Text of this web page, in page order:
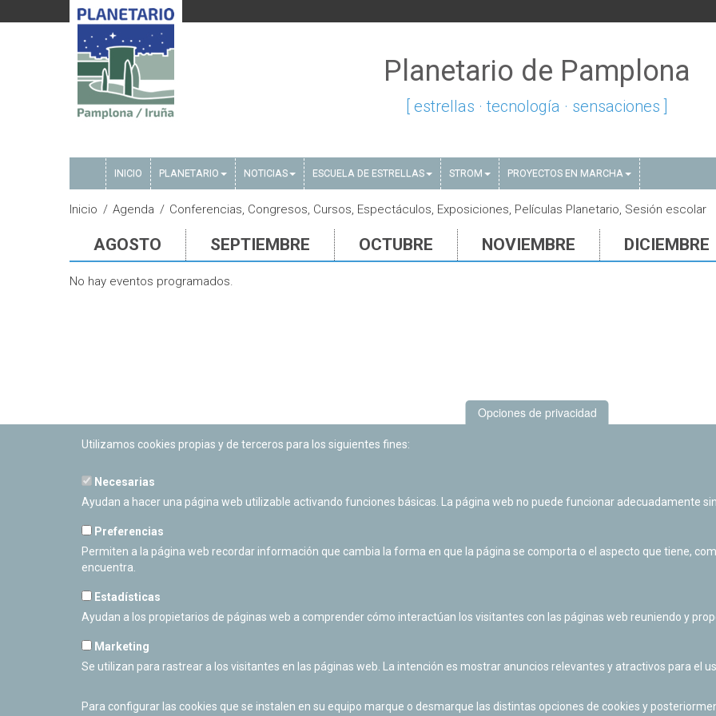
Planetario de Pamplona
[ estrellas · tecnología · sensaciones ]
INICIO PLANETARIO NOTICIAS ESCUELA DE ESTRELLAS STROM PROYECTOS EN MARCHA
Inicio Agenda Conferencias, Congresos, Cursos, Espectáculos, Exposiciones, Películas Planetario, Sesión escolar
AGOSTO SEPTIEMBRE OCTUBRE NOVIEMBRE DICIEMBRE
No hay eventos programados.
PLANETARIO DE PAMPLONA
Calle Sancho RamÃ­rez, s/n
Cerrado Temporalmente
Opciones de privacidad
Utilizamos cookies propias y de terceros para los siguientes fines:
Necesarias
Ayudan a hacer una página web utilizable activando funciones básicas. La página web no puede funcionar adecuadamente
Preferencias
Permiten a la página web recordar información que cambia la forma en que la página se comporta o el aspecto que tiene,
encuentra.
Estadísticas
Ayudan a los propietarios de páginas web a comprender cómo interactúan los visitantes con las páginas web reuniendo y
Marketing
Se utilizan para rastrear a los visitantes en las páginas web. La intención es mostrar anuncios relevantes y atractivos para el
Para configurar las cookies que se instalen en su equipo marque o desmarque las distintas opciones de cookies y